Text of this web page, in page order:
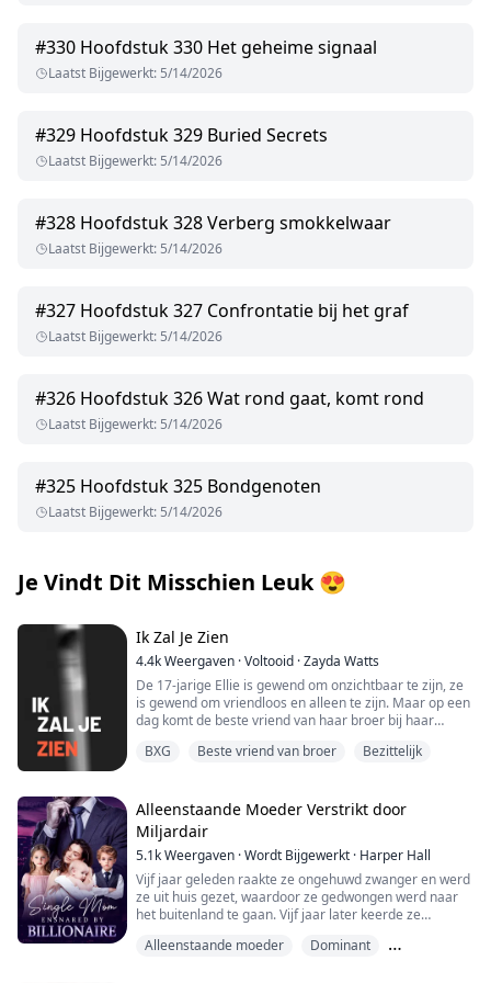
#330 Hoofdstuk 330 Het geheime signaal
Laatst Bijgewerkt: 5/14/2026
#329 Hoofdstuk 329 Buried Secrets
Laatst Bijgewerkt: 5/14/2026
#328 Hoofdstuk 328 Verberg smokkelwaar
Laatst Bijgewerkt: 5/14/2026
#327 Hoofdstuk 327 Confrontatie bij het graf
Laatst Bijgewerkt: 5/14/2026
#326 Hoofdstuk 326 Wat rond gaat, komt rond
Laatst Bijgewerkt: 5/14/2026
#325 Hoofdstuk 325 Bondgenoten
Laatst Bijgewerkt: 5/14/2026
Je Vindt Dit Misschien Leuk😍
Ik Zal Je Zien
4.4kWeergaven ·Voltooid ·Zayda Watts
De 17-jarige Ellie is gewend om onzichtbaar te zijn, ze
is gewend om vriendloos en alleen te zijn. Maar op een
dag komt de beste vriend van haar broer bij haar
ongelooflijk sexy.
iemand anders wil Ellie helemaal voor zichzelf en die
persoon is niet van plan haar zomaar te laten gaan;
Noah Winters. De pestkop van de middelbare school en
vastbesloten om alles van Ellie af te pakken, inclusief
haar leven.
"Je hoort bij mij, Ellie."
BXG Beste vriend van broer Bezittelijk
Alleenstaande Moeder Verstrikt door
Miljardair
5.1kWeergaven ·Wordt Bijgewerkt · Harper Hall
Vijf jaar geleden raakte ze ongehuwd zwanger en werd
ze uit huis gezet, waardoor ze gedwongen werd naar
het buitenland te gaan. Vijf jaar later keerde ze
geen idee dat haar kinderen nog slimmer waren dan
Alleenstaande moeder
Dominant